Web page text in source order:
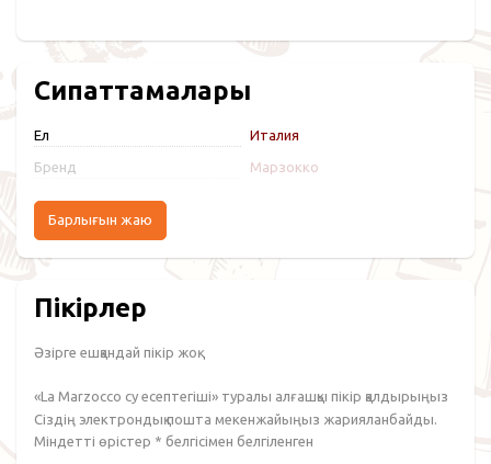
Сипаттамалары
Ел Италия
Бренд Марзокко
Барлығын жаю
Пікірлер
Әзірге ешқандай пікір жоқ.
«La Marzocco су есептегіші» туралы алғашқы пікір қалдырыңыз
Сіздің электрондық пошта мекенжайыңыз жарияланбайды.
Міндетті өрістер * белгісімен белгіленген